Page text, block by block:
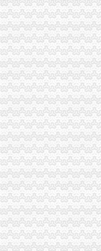
巴南局认真达全市一般纳
李晞朦副局怎么注册一般
巴南区工商分局一般纳税
垫江局一般纳税人公司注
丰都县工商局 “三树立两
万州区实施媒体广告行政
南岸区工商分局大力开展
涪陵区工商分局一般纳税
市代办一般纳税人工商局
綦江县工商局一般纳税人
长寿局代办一般纳税人六
大足局一般纳税人公司注
垫江局一般纳税人注册流
刘伍伦副巡视员到璧山检
黔江局一般纳税人公司注
国家工商总局市一般纳税
开县局三项维权行动喜迎
万州局一般纳税人怎么
秀山局结合职能将“八荣
黔江局一般纳税人公司注